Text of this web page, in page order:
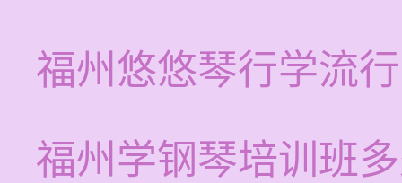
福州悠悠琴行学流
福州学钢琴培训班